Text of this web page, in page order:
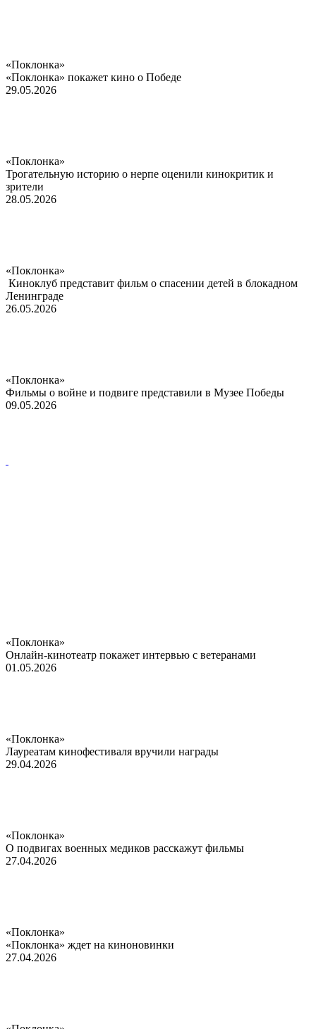
«Поклонка»
«Поклонка» покажет кино о Победе
29.05.2026
«Поклонка»
Трогательную историю о нерпе оценили кинокритик и
зрители
28.05.2026
«Поклонка»
Киноклуб представит фильм о спасении детей в блокадном
Ленинграде
26.05.2026
«Поклонка»
Фильмы о войне и подвиге представили в Музее Победы
09.05.2026
«Поклонка»
Онлайн-кинотеатр покажет интервью с ветеранами
01.05.2026
«Поклонка»
Лауреатам кинофестиваля вручили награды
29.04.2026
«Поклонка»
О подвигах военных медиков расскажут фильмы
27.04.2026
«Поклонка»
«Поклонка» ждет на киноновинки
27.04.2026